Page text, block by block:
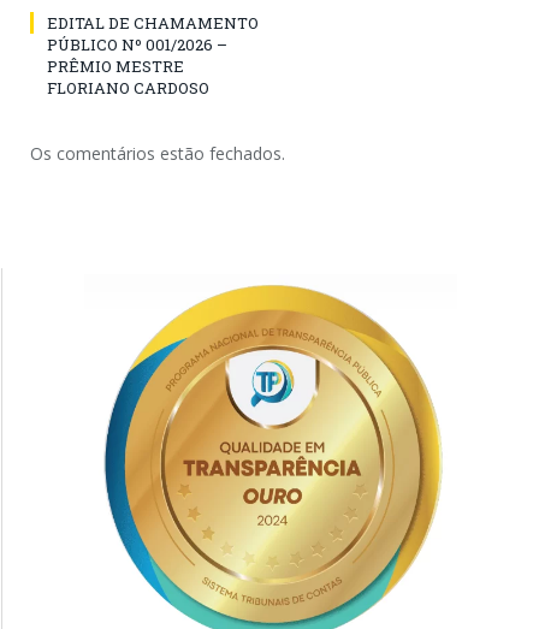
EDITAL DE CHAMAMENTO
PÚBLICO Nº 001/2026 –
PRÊMIO MESTRE
FLORIANO CARDOSO
Os comentários estão fechados.